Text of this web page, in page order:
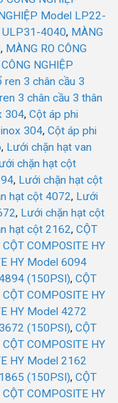
Model LP22-
ULP31-4040, MÀNG
, MÀNG RO CÔNG
NGHIỆP
ren 3 chân cầu 3
3 chân cầu 3 thân
304, Cột áp phi
304, Cột áp phi
, Lưới chặn hạt van
chặn hạt cột
, Lưới chặn hạt cột
hạt cột 4072, Lưới
, Lưới chặn hạt cột
hạt cột 2162, CỘT
CỘT COMPOSITE HY
HY Model 6094
(150PSI), CỘT
CỘT COMPOSITE HY
HY Model 4272
(150PSI), CỘT
CỘT COMPOSITE HY
HY Model 2162
(150PSI), CỘT
CỘT COMPOSITE HY